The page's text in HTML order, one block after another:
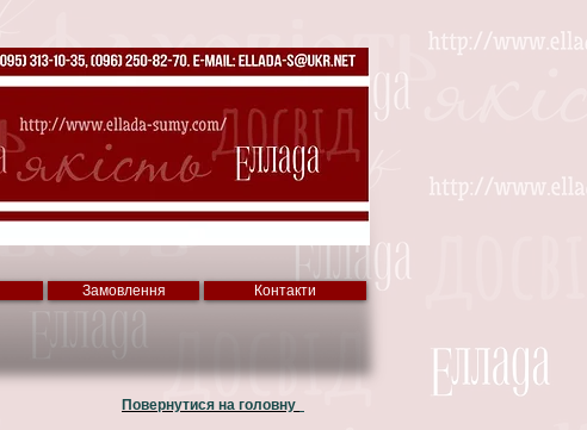
Замовлення Контакти
Повернутися на головну